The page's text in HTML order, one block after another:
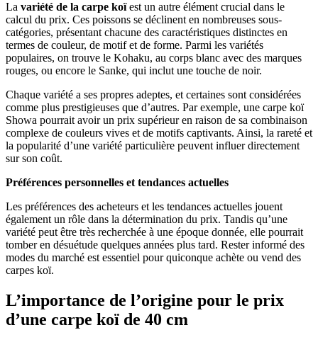
La variété de la carpe koïest un autre élément crucial dans le
calcul du prix. Ces poissons se déclinent en nombreuses sous-
catégories, présentant chacune des caractéristiques distinctes en
termes de couleur, de motif et de forme. Parmi les variétés
populaires, on trouve le Kohaku, au corps blanc avec des marques
rouges, ou encore le Sanke, qui inclut une touche de noir.
Chaque variété a ses propres adeptes, et certaines sont considérées
comme plus prestigieuses que d’autres. Par exemple, une carpe koï
Showa pourrait avoir un prix supérieur en raison de sa combinaison
complexe de couleurs vives et de motifs captivants. Ainsi, la rareté et
la popularité d’une variété particulière peuvent influer directement
sur son coût.
Préférences personnelles et tendances actuelles
Les préférences des acheteurs et les tendances actuelles jouent
également un rôle dans la détermination du prix. Tandis qu’une
variété peut être très recherchée à une époque donnée, elle pourrait
tomber en désuétude quelques années plus tard. Rester informé des
modes du marché est essentiel pour quiconque achète ou vend des
carpes koï.
L’importance de l’origine pour le prix
d’une carpe koï de 40 cm